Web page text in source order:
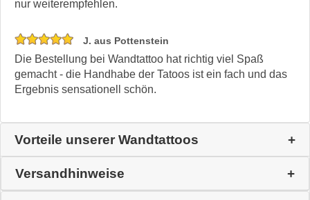
nur weiterempfehlen.
J. aus Pottenstein
Die Bestellung bei Wandtattoo hat richtig viel Spaß
gemacht - die Handhabe der Tatoos ist ein fach und das
Ergebnis sensationell schön.
Vorteile unserer Wandtattoos
Versandhinweise